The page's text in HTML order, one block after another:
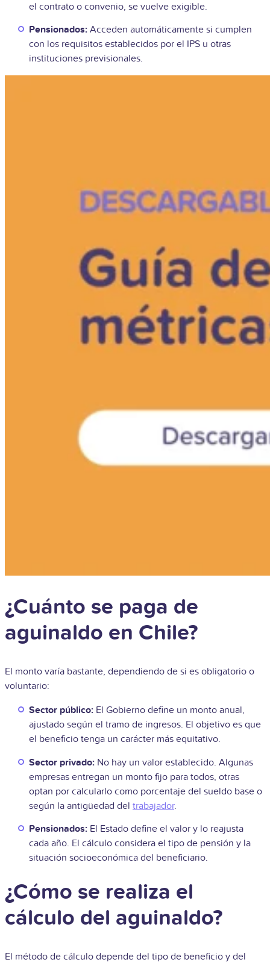
el contrato o convenio, se vuelve exigible.
Pensionados: Acceden automáticamente si cumplen
con los requisitos establecidos por el IPS u otras
instituciones previsionales.
¿Cuánto se paga de
aguinaldo en Chile?
El monto varía bastante, dependiendo de si es obligatorio o
voluntario:
Sector público: El Gobierno define un monto anual,
ajustado según el tramo de ingresos. El objetivo es que
el beneficio tenga un carácter más equitativo.
Sector privado: No hay un valor establecido. Algunas
empresas entregan un monto fijo para todos, otras
optan por calcularlo como porcentaje del sueldo base o
según la antigüedad del trabajador.
Pensionados: El Estado define el valor y lo reajusta
cada año. El cálculo considera el tipo de pensión y la
situación socioeconómica del beneficiario.
¿Cómo se realiza el
cálculo del aguinaldo?
El método de cálculo depende del tipo de beneficio y del